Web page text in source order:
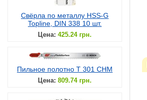
Свёрла по металлу HSS-G
Topline, DIN 338 10 шт.
Цена: 425.24 грн.
Пильное полотно T 301 CHM
Цена: 809.74 грн.